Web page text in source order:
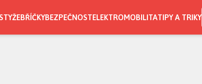
ŽEBŘÍČKYBEZPEČNOSTELEKTROMOBILITATIPY A TRIKY